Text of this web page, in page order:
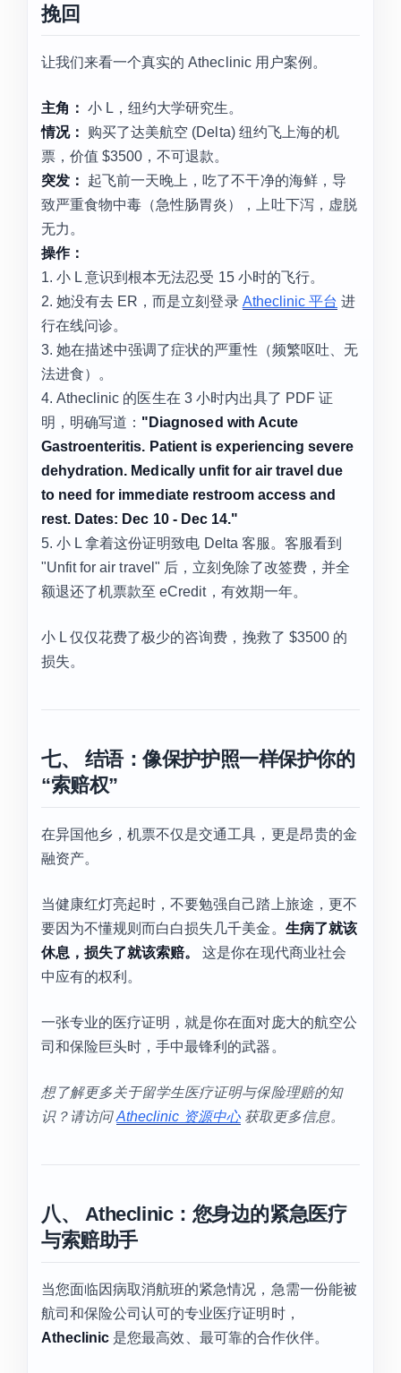
挽回
让我们来看一个真实的 Atheclinic 用户案例。
主角： 小 L，纽约大学研究生。
情况：
购买了达美航空 (Delta) 纽约飞上海的机
票，价值 $3500，不可退款。
突发：
起飞前一天晚上，吃了不干净的海鲜，导
致严重食物中毒（急性肠胃炎），上吐下泻，虚脱
无力。
操作：
1. 小 L 意识到根本无法忍受 15 小时的飞行。
2. 她没有去 ER，而是立刻登录 Atheclinic 平台 进
行在线问诊。
3. 她在描述中强调了症状的严重性（频繁呕吐、无
法进食）。
4. Atheclinic 的医生在 3 小时内出具了 PDF 证
明，明确写道： "Diagnosed with Acute
Gastroenteritis. Patient is experiencing severe
dehydration. Medically unfit for air travel due
to need for immediate restroom access and
rest. Dates: Dec 10 - Dec 14."
5. 小 L 拿着这份证明致电 Delta 客服。客服看到
"Unfit for air travel" 后，立刻免除了改签费，并全
额退还了机票款至 eCredit，有效期一年。
小 L 仅仅花费了极少的咨询费，挽救了 $3500 的
损失。
七、 结语：像保护护照一样保护你的
“索赔权”
在异国他乡，机票不仅是交通工具，更是昂贵的金
融资产。
当健康红灯亮起时，不要勉强自己踏上旅途，更不
要因为不懂规则而白白损失几千美金。 生病了就该
休息，损失了就该索赔。
这是你在现代商业社会
中应有的权利。
一张专业的医疗证明，就是你在面对庞大的航空公
司和保险巨头时，手中最锋利的武器。
想了解更多关于留学生医疗证明与保险理赔的知
识？请访问Atheclinic 资源中心获取更多信息。
八、 Atheclinic：您身边的紧急医疗
与索赔助手
当您面临因病取消航班的紧急情况，急需一份能被
航司和保险公司认可的专业医疗证明时，
Atheclinic 是您最高效、最可靠的合作伙伴。